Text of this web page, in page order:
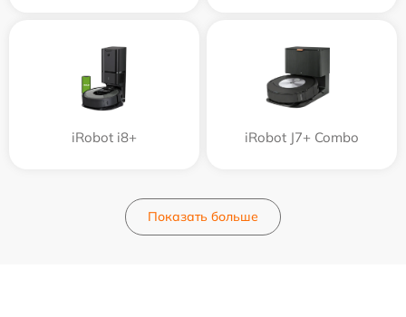
iRobot i8+ iRobot J7+ Combo
Показать больше